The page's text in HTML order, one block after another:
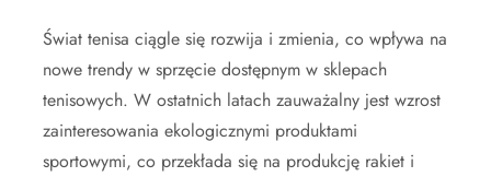
Świat tenisa ciągle się rozwija i zmienia, co wpływa na
nowe trendy w sprzęcie dostępnym w sklepach
tenisowych. W ostatnich latach zauważalny jest wzrost
zainteresowania ekologicznymi produktami
sportowymi, co przekłada się na produkcję rakiet i